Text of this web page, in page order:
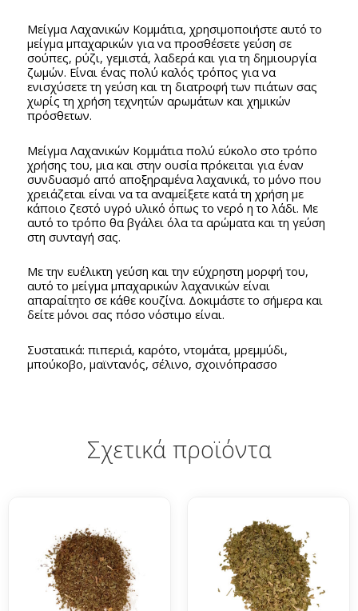
Μείγμα Λαχανικών Κομμάτια, χρησιμοποιήστε αυτό το
μείγμα μπαχαρικών για να προσθέσετε γεύση σε
σούπες, ρύζι, γεμιστά, λαδερά και για τη δημιουργία
ζωμών. Είναι ένας πολύ καλός τρόπος για να
ενισχύσετε τη γεύση και τη διατροφή των πιάτων σας
χωρίς τη χρήση τεχνητών αρωμάτων και χημικών
πρόσθετων.
Μείγμα Λαχανικών Κομμάτια πολύ εύκολο στο τρόπο
χρήσης του, μια και στην ουσία πρόκειται για έναν
συνδυασμό από αποξηραμένα λαχανικά, το μόνο που
χρειάζεται είναι να τα αναμείξετε κατά τη χρήση με
κάποιο ζεστό υγρό υλικό όπως το νερό η το λάδι. Με
αυτό το τρόπο θα βγάλει όλα τα αρώματα και τη γεύση
στη συνταγή σας.
Με την ευέλικτη γεύση και την εύχρηστη μορφή του,
αυτό το μείγμα μπαχαρικών λαχανικών είναι
απαραίτητο σε κάθε κουζίνα. Δοκιμάστε το σήμερα και
δείτε μόνοι σας πόσο νόστιμο είναι.
Συστατικά: πιπεριά, καρότο, ντομάτα, μρεμμύδι,
μπούκοβο, μαϊντανός, σέλινο, σχοινόπρασσο
Σχετικά προϊόντα